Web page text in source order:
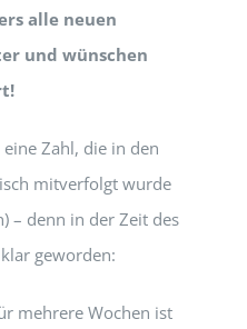
alle neuen
und wünschen
Zahl, die in den
mitverfolgt wurde
– denn in der Zeit des
geworden:
mehrere Wochen ist